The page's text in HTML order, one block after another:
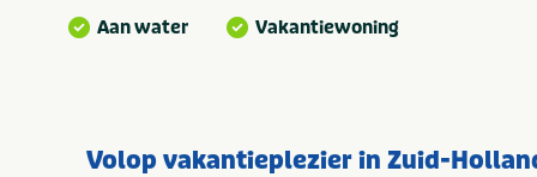
Aan water Vakantiewoning
Volop vakantieplezier in Zuid-